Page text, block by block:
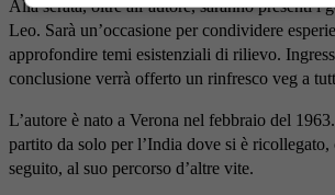
Alla serata, oltre all’autore, saranno presenti i
Leo. Sarà un’occasione per condividere
approfondire temi esistenziali di rilievo.
conclusione verrà offerto un rinfresco veg a
L’autore è nato a Verona nel febbraio del
partito da solo per l’India dove si è ricollegato,
seguito, al suo percorso d’altre vite.